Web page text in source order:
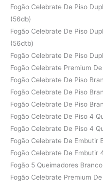
Fogão Celebrate De Piso
(56db)
Fogão Celebrate De Piso
(56dtb)
Fogão Celebrate De Piso
Fogão Celebrate Premium
Fogão Celebrate De Piso
Fogão Celebrate De Piso
Fogão Celebrate De Piso
Fogão Celebrate De Piso 4
Fogão Celebrate De Piso 4
Fogão Celebrate De Embutir
Fogão Celebrate De Embutir
Fogão 5 Queimadores
Fogão Celebrate Premium